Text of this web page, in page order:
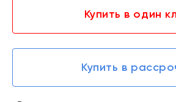
Купить в один
Купить в